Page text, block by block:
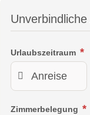
Urlaubszeitraum
Zimmerbelegung